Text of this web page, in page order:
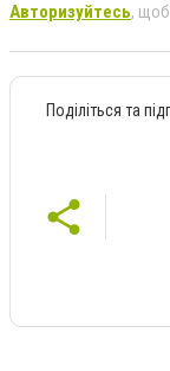
Авторизуйтесь, щоб
Поділіться та